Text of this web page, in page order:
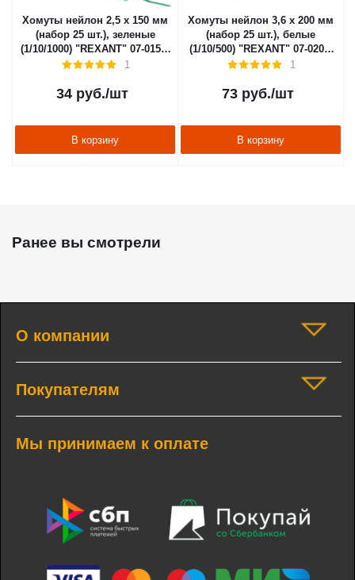
Хомуты нейлон 2,5 х 150 мм
(набор 25 шт.), зеленые
(1/10/1000) "REXANT" 07-0153-
25
1
34 руб./шт
В корзину
Хомуты нейлон 3,6 х 200 мм
(набор 25 шт.), белые
(1/10/500) "REXANT" 07-0200-
25
1
73 руб./шт
В корзину
Ранее вы смотрели
О компании
Покупателям
Мы принимаем к оплате